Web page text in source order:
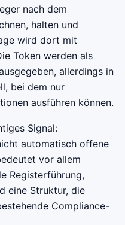
nach dem
halten und
wird dort mit
Token werden als
allerdings in
bei dem nur
ausführen können.
Signal:
automatisch offene
vor allem
Registerführung,
eine Struktur, die
Compliance-